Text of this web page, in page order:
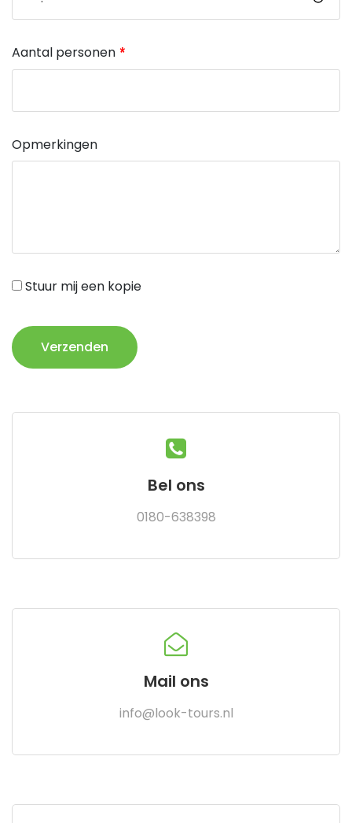
Aantal personen
Opmerkingen
Stuur mij een kopie
Verzenden
Bel ons
0180-638398
Mail ons
info@look-tours.nl